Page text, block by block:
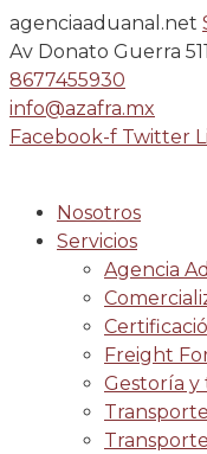
agenciaaduanal.net
Av Donato Guerra
8677455930
info@azafra.mx
Facebook-f Twitter
Nosotros
Servicios
Agencia
Freight
Gestoría y